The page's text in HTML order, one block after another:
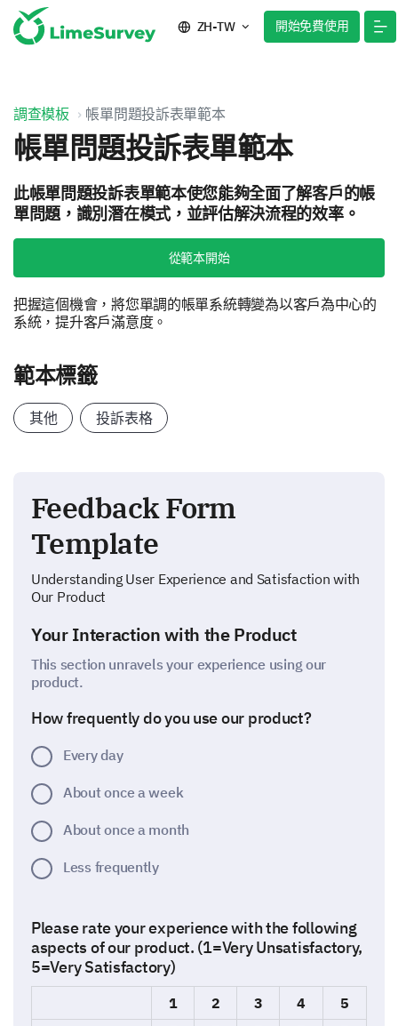
ZH-TW 開始免費使用
調查模板 帳單問題投訴表單範本
帳單問題投訴表單範本
此帳單問題投訴表單範本使您能夠全面了解客戶的帳
單問題，識別潛在模式，並評估解決流程的效率。
從範本開始
把握這個機會，將您單調的帳單系統轉變為以客戶為中心的
系統，提升客戶滿意度。
範本標籤
其他 投訴表格
Feedback Form
Template
Understanding User Experience and Satisfaction with
Our Product
Your Interaction with the Product
This section unravels your experience using our
product.
How frequently do you use our product?
Every day
About once a week
About once a month
Less frequently
Please rate your experience with the following
aspects of our product. (1=Very Unsatisfactory,
5=Very Satisfactory)
1 2 3 4
5